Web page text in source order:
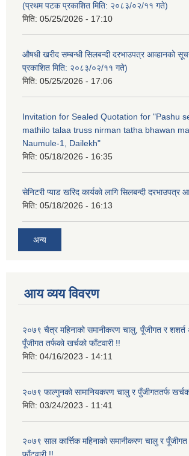
(प्रथम पटक प्रकाशित मिति: २०८३/०२/११ गते)
मिति: 05/25/2026 - 17:10
औषधी खरीद सम्बन्धी सिलबन्दी दरभाउपत्र आव्हानको
प्रकाशित मिति: २०८३/०२/११ गते)
मिति: 05/25/2026 - 17:06
Invitation for Sealed Quotation for "Pashu
mathilo talaa truss nirman tatha bhawan
Naumule-1, Dailekh"
मिति: 05/18/2026 - 16:35
सेनिटरी प्याड खरिद कार्यको लागि सिलबन्दी दरभाउपत्र
मिति: 05/18/2026 - 16:13
अन्य
आय व्यय विवरण
२०७९ चैत्र महिनाको समानीकरण चालु, पूँजीगत र शशर्त
पूँजीगत तर्फको खर्चको फाँटवारी !!
मिति: 04/16/2023 - 14:11
२०७९ फाल्गुनको सामानियकरण चालु र पुँजीगततर्फ
मिति: 03/24/2023 - 11:41
२०७९ साल कार्त्तिक महिनाको समानीकरण चालु र